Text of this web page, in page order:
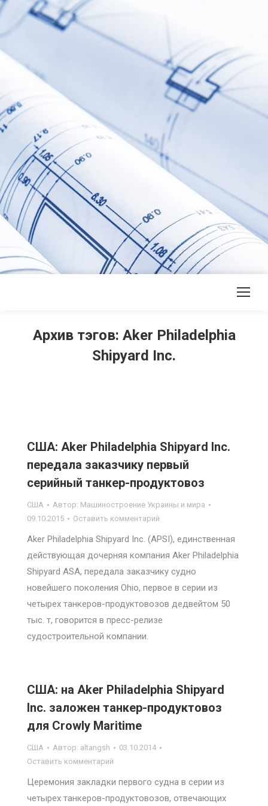
Архив тэгов: Aker Philadelphia
Shipyard Inc.
США: Aker Philadelphia Shipyard Inc.
передала заказчику первый
серийный танкер-продуктовоз
США Автор: Машиностроение Украины и мира
09.10.2015
Оставить комментарий
Aker Philadelphia Shipyard Inc. (APSI), единственная
действующая дочерняя компания Aker Philadelphia
Shipyard ASA, передала заказчику судно
новейшего поколения Ohio, первое в серии из
четырех танкеров-продуктовозов дедвейтом 50
тыс. т, говорится в пресс-релизе
судостроительной компании.
США: на Aker Philadelphia Shipyard
Inc. заложен танкер-продуктовоз
для Crowly Maritime
США Автор: altangsh
03.10.2014
Оставить комментарий
Церемония закладки первого судна в серии из
четырех танкеров-продуктовозов, отвечающих